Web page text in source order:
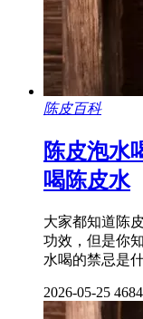
陈皮百科
陈皮泡水
喝陈皮水
大家都知道陈
功效，但是你
水喝的禁忌是
2026-05-25 4684